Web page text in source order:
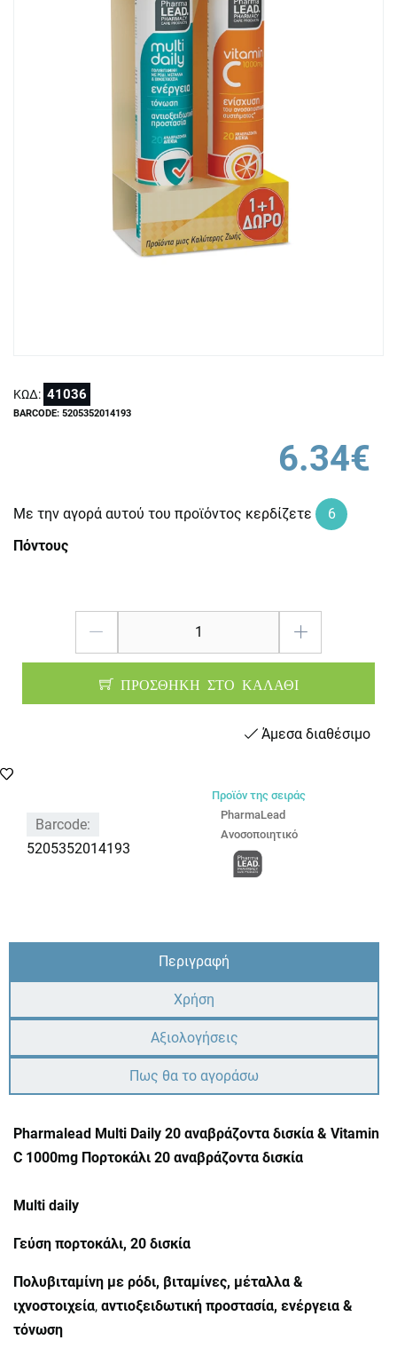
ΚΩΔ: 41036
BARCODE: 5205352014193
6.34€
Με την αγορά αυτού του προϊόντος κερδίζετε
6
Πόντους
ΠΡΟΣΘΗΚΗ ΣΤΟ ΚΑΛΑΘΙ
Άμεσα διαθέσιμο
Barcode:
5205352014193
Προϊόν της σειράς
PharmaLead
Ανοσοποιητικό
Περιγραφή
Χρήση
Αξιολογήσεις
Πως θα το αγοράσω
Pharmalead Multi Daily 20 αναβράζοντα δισκία & Vitamin
C 1000mg Πορτοκάλι 20 αναβράζοντα δισκία
Multi daily
Γεύση πορτοκάλι, 20 δισκία
Πολυβιταμίνη με ρόδι, βιταμίνες, μέταλλα &
ιχνοστοιχεία, αντιοξειδωτική προστασία, ενέργεια &
τόνωση